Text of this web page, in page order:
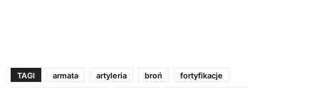
TAGI armata artyleria broń
fortyfikacje